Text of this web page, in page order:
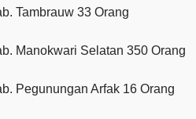
Tambrauw 33 Orang
Manokwari Selatan 350 Orang
Pegunungan Arfak 16 Orang